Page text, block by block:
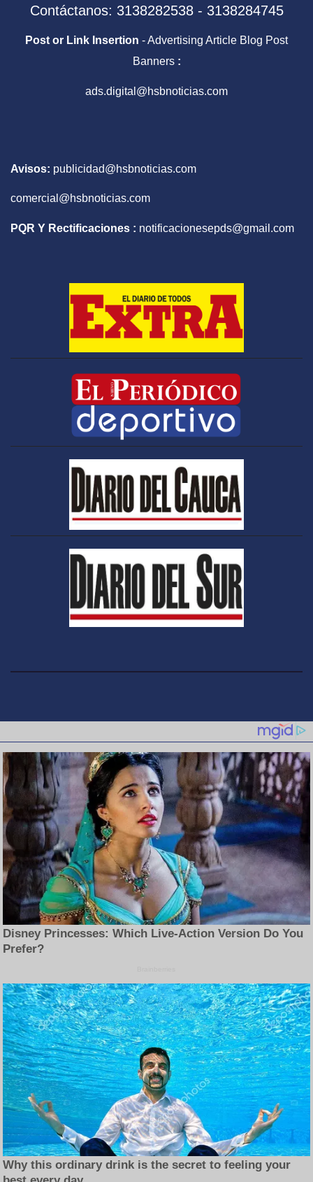
Contáctanos: 3138282538 - 3138284745
Post or Link Insertion - Advertising Article Blog Post
Banners :
ads.digital@hsbnoticias.com
Avisos: publicidad@hsbnoticias.com
comercial@hsbnoticias.com
PQR Y Rectificaciones : notificacionesepds@gmail.com